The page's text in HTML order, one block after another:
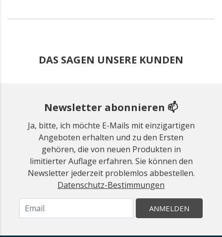
DAS SAGEN UNSERE KUNDEN
Newsletter abonnieren 📫
Ja, bitte, ich möchte E-Mails mit einzigartigen
Angeboten erhalten und zu den Ersten
gehören, die von neuen Produkten in
limitierter Auflage erfahren. Sie können den
Newsletter jederzeit problemlos abbestellen.
Datenschutz-Bestimmungen
ANMELDEN